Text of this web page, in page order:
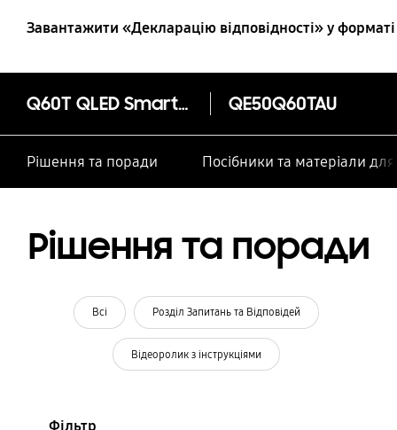
Завантажити «Декларацію відповідності» у форматі
Q60T QLED Smart 4K TV (2020) QE50Q60TAU
Рішення та поради Посібники та матеріали
Рішення та поради
Всі Розділ Запитань та Відповідей
Відеоролик з інструкціями
Фільтр